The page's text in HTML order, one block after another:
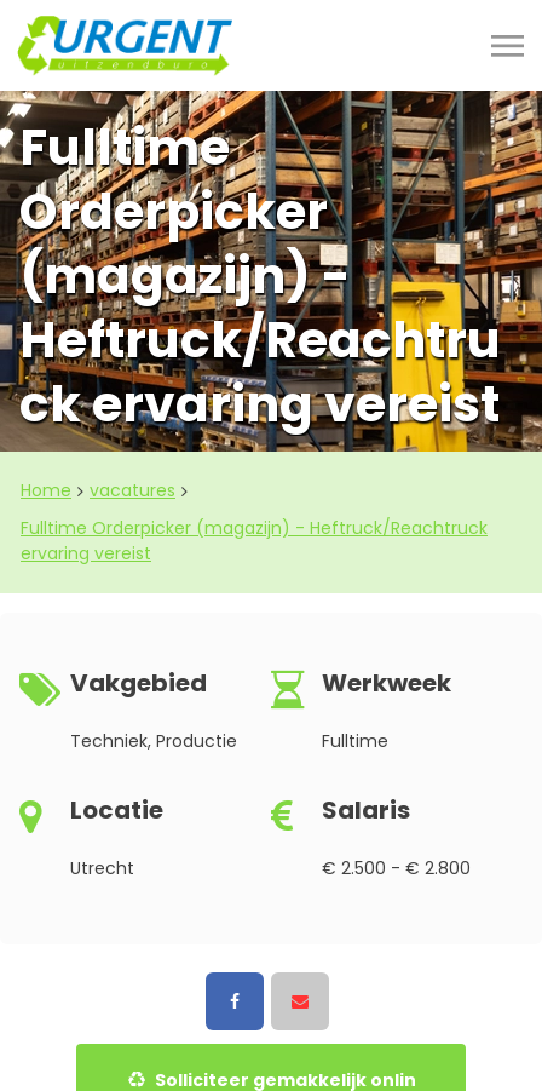
Fulltime
Orderpicker
(magazijn) -
Heftruck/Reachtru
ck ervaring vereist
Home
vacatures
Fulltime Orderpicker (magazijn) - Heftruck/Reachtruck
ervaring vereist
Vakgebied
Techniek, Productie
Werkweek
Fulltime
Locatie
Utrecht
Salaris
€ 2.500 - € 2.800